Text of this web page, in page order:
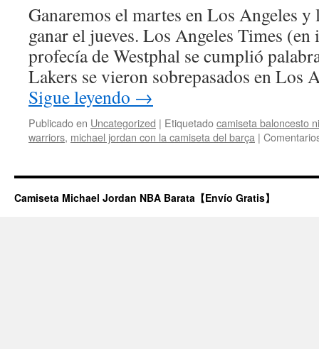
Ganaremos el martes en Los Angeles
ganar el jueves. Los Angeles Times
profecía de Westphal se cumplió
Lakers se vieron sobrepasados en Los
Sigue leyendo →
Publicado en Uncategorized | Etiquetadocamiseta baloncesto
warriors, michael jordan con la camiseta del barça |
Camiseta Michael Jordan NBA Barata【Envío Gratis】